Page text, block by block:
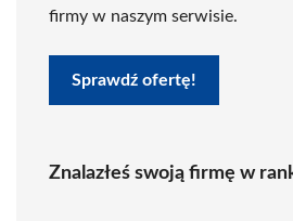
firmy w naszym serwisie.
Sprawdź ofertę!
Znalazłeś swoją firmę w